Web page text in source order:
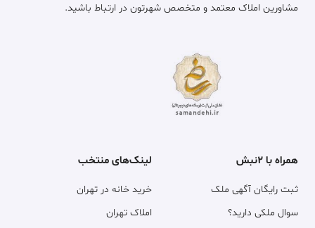
مشاورین املاک معتمد و متخصص شهرتون در ارتباط باشید.
همراه با ۲نبش
ثبت رایگان آگهی ملک
سوال ملکی دارید؟
لینک‌های منتخب
خرید خانه در تهران
املاک تهران